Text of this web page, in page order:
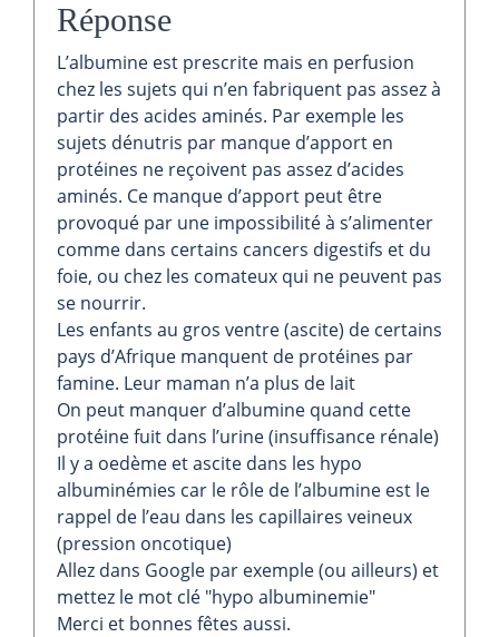
Réponse
L’albumine est prescrite mais en perfusion
chez les sujets qui n’en fabriquent pas assez à
partir des acides aminés. Par exemple les
sujets dénutris par manque d’apport en
protéines ne reçoivent pas assez d’acides
aminés. Ce manque d’apport peut être
provoqué par une impossibilité à s’alimenter
comme dans certains cancers digestifs et du
foie, ou chez les comateux qui ne peuvent pas
se nourrir.
Les enfants au gros ventre (ascite) de certains
pays d’Afrique manquent de protéines par
famine. Leur maman n’a plus de lait
On peut manquer d’albumine quand cette
protéine fuit dans l’urine (insuffisance rénale)
Il y a oedème et ascite dans les hypo
albuminémies car le rôle de l’albumine est le
rappel de l’eau dans les capillaires veineux
(pression oncotique)
Allez dans Google par exemple (ou ailleurs) et
mettez le mot clé "hypo albuminemie"
Merci et bonnes fêtes aussi.